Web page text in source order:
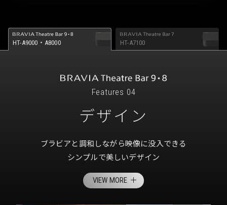
HT-A9000・A8000 HT-A7100
Features 04
デザイン
ブラビアと調和しながら映像に没入できる
シンプルで美しいデザイン
VIEW MORE